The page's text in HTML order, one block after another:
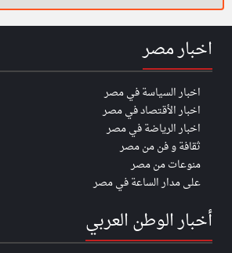
اخبار مصر
اخبار السياسة في مصر
اخبار الأقتصاد في مصر
اخبار الرياضة في مصر
ثقافة و فن من مصر
منوعات من مصر
على مدار الساعة في مصر
أخبار الوطن العربي